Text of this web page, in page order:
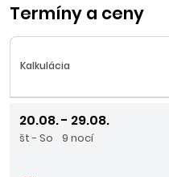
Termíny a ceny
Kalkulácia
20.08. - 29.08.
št - So 9 nocí